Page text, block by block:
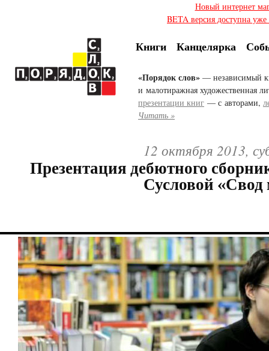
Новый интернет
BETA версия доступна
Книги Канцелярка
«Порядок слов» — независимый
и малотиражная художественная
презентации книг — с авторами,
Читать »
12 октября 2013,
Презентация дебютного
Сусловой